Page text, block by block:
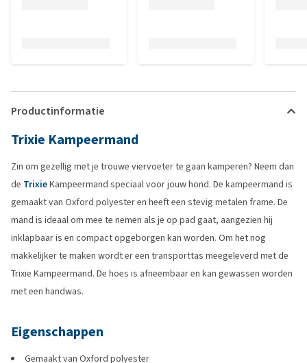
Productinformatie
Trixie Kampeermand
Zin om gezellig met je trouwe viervoeter te gaan kamperen? Neem dan
de TrixieKampeermand speciaal voor jouw hond. De kampeermand is
gemaakt van Oxford polyester en heeft een stevig metalen frame. De
mand is ideaal om mee te nemen als je op pad gaat, aangezien hij
inklapbaar is en compact opgeborgen kan worden. Om het nog
makkelijker te maken wordt er een transporttas meegeleverd met de
Trixie Kampeermand. De hoes is afneembaar en kan gewassen worden
met een handwas.
Eigenschappen
Gemaakt van Oxford polyester